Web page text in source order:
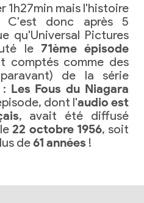
1h27min mais l'histoire
C'est donc après 5
qu'Universal Pictures
le 71ème épisode
comptés comme des
de la série
Les Fous du Niagara
dont l'audio est
, avait été diffusé
22 octobre 1956, soit
de61 années !